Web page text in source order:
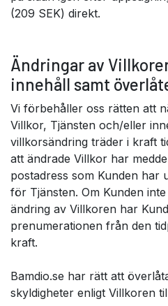
(209 SEK) direkt.
Ändringar av
innehåll samt
Vi förbehåller oss rätten att
Villkor, Tjänsten och/eller
villkorsändring träder i kraft
att ändrade Villkor har
postadress som Kunden har
för Tjänsten. Om Kunden
ändring av Villkoren har
prenumerationen från den
kraft.
Bamdio.se har rätt att
skyldigheter enligt Villkoren